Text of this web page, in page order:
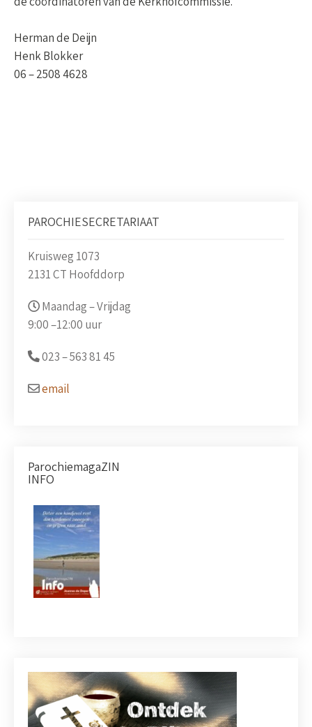
Herman de Deijn
Henk Blokker
06 – 2508 4628
PAROCHIESECRETARIAAT
Kruisweg 1073
2131 CT Hoofddorp
Maandag – Vrijdag
9:00 –12:00 uur
023 –563 81 45
email
ParochiemagaZIN
INFO